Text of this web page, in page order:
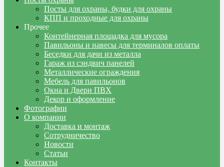
Посты для охраны, будки для охраны
КПП и проходные для охраны
Прочее
Контейнерная площадка для мусора
Павильоны и навесы для терминалов оплаты
Беседки для дачи из металла
Гараж из сэндвич панелей
Металлические ограждения
Мебель для павильонов
Окна и Двери ПВХ
Декор и оформление
Фотографии
О компании
Доставка и монтаж
Сотрудничество
Новости
Статьи
Контакты